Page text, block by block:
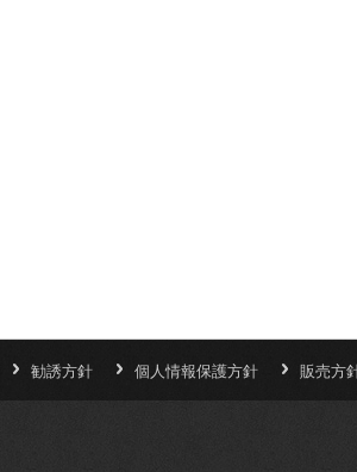
勧誘方針 個人情報保護方針 販売方